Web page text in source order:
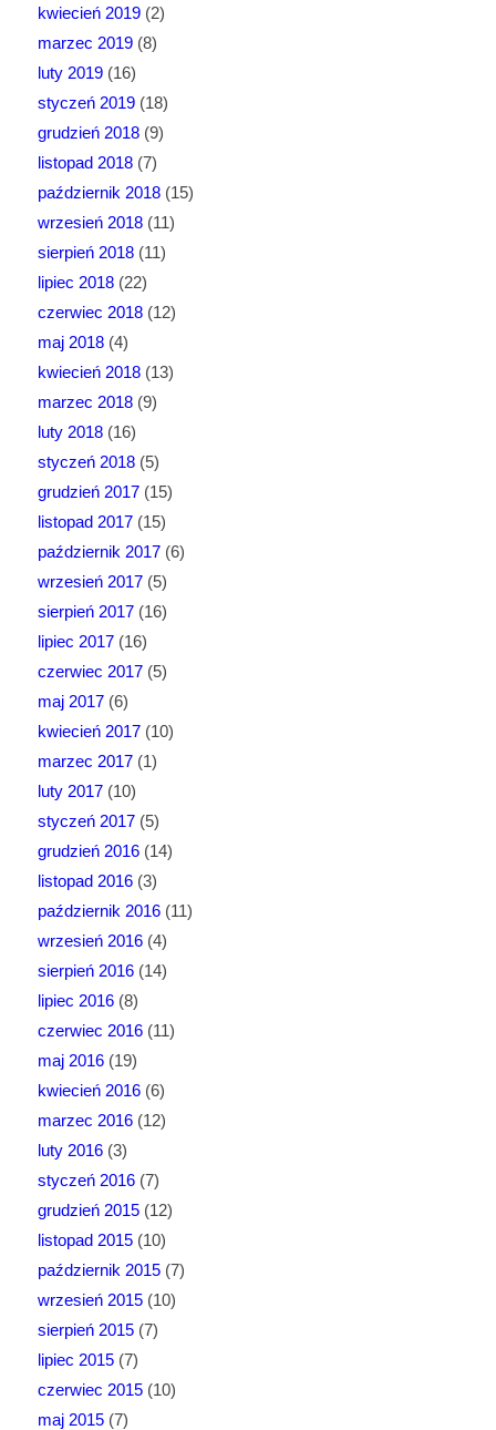
kwiecień 2019(2)
marzec 2019(8)
luty 2019(16)
styczeń 2019(18)
grudzień 2018(9)
listopad 2018(7)
październik 2018(15)
wrzesień 2018(11)
sierpień 2018(11)
lipiec 2018(22)
czerwiec 2018(12)
maj 2018(4)
kwiecień 2018(13)
marzec 2018(9)
luty 2018(16)
styczeń 2018(5)
grudzień 2017(15)
listopad 2017(15)
październik 2017(6)
wrzesień 2017(5)
sierpień 2017(16)
lipiec 2017(16)
czerwiec 2017(5)
maj 2017(6)
kwiecień 2017(10)
marzec 2017(1)
luty 2017(10)
styczeń 2017(5)
grudzień 2016(14)
listopad 2016(3)
październik 2016(11)
wrzesień 2016(4)
sierpień 2016(14)
lipiec 2016(8)
czerwiec 2016(11)
maj 2016(19)
kwiecień 2016(6)
marzec 2016(12)
luty 2016(3)
styczeń 2016(7)
grudzień 2015(12)
listopad 2015(10)
październik 2015(7)
wrzesień 2015(10)
sierpień 2015(7)
lipiec 2015(7)
czerwiec 2015(10)
maj 2015(7)